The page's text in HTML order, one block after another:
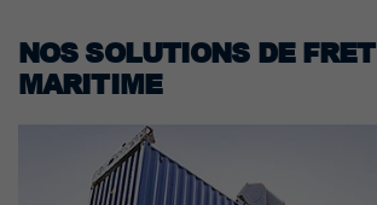
NOS SOLUTIONS DE FRET
MARITIME